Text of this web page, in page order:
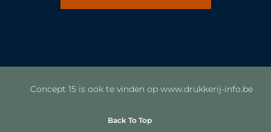
Concept 15 is ook te vinden op www.drukkerij-info.be
Back To Top